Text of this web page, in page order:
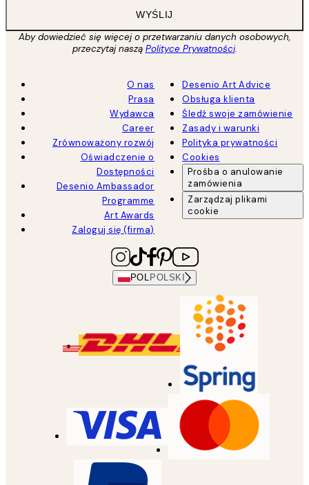
WYŚLIJ
Aby dowiedzieć się więcej o przetwarzaniu danych osobowych,
przeczytaj naszą Polityce Prywatności.
O nas
Prasa
Wydawca
Career
Zrównoważony rozwój
Oświadczenie o
Dostępności
Desenio Ambassador
Programme
Art Awards
Zaloguj się (firma)
Desenio Art Advice
Obsługa klienta
Śledź swoje zamówienie
Zasady i warunki
Polityka prywatności
Cookies
Prośba o anulowanie
zamówienia
Zarządzaj plikami
cookie
POL POLSKI